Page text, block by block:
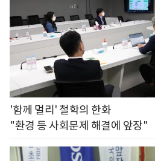
'함께 멀리' 철학의 한화
"환경 등 사회문제 해결에 앞장"